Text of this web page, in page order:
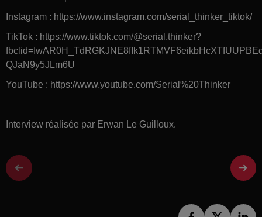
Instagram : https://www.instagram.com/serial_thinker_tiktok/
TikTok : https://www.tiktok.com/@serial.thinker?
QJaN9y5JLm6U
YouTube : https://www.youtube.com/Serial%20Thinker
Interview réalisée par Erwan Le Guilloux.